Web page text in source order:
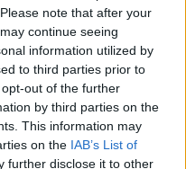
note that after your
continue seeing
information utilized by
to third parties prior to
out of the further
by third parties on the
This information may
on the IAB’s List of
further disclose it to other
la ruta entre
Gasto
7l/100km
Gasto
10l/100km